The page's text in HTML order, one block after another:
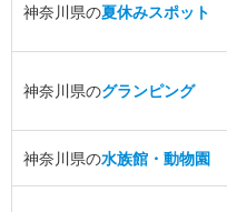
神奈川県の夏休みスポット
神奈川県のグランピング
神奈川県の水族館・動物園